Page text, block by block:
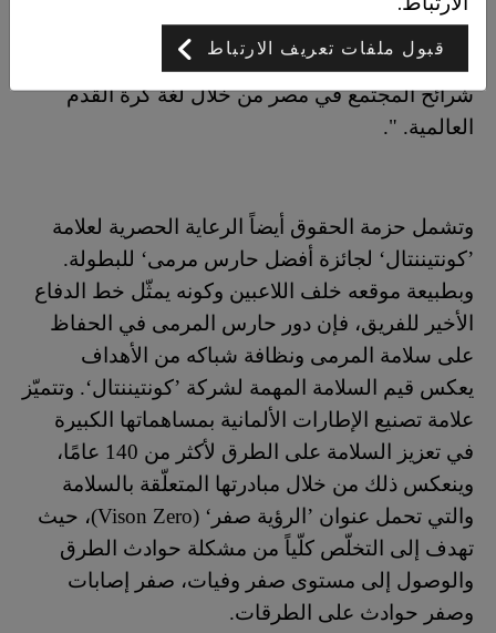
القادمة. نحن فخورون بكوننا جزء من هذا المهرجان
الكروي الكبير، ونتطلّع هذا العام إلى التواصل مع كافة
شرائح المجتمع في مصر من خلال لغة كرة القدم
العالمية. ".
وتشمل حزمة الحقوق أيضاً الرعاية الحصرية لعلامة
’كونتيننتال‘ لجائزة أفضل حارس مرمى‘ للبطولة.
وبطبيعة موقعه خلف اللاعبين وكونه يمثّل خط الدفاع
الأخير للفريق، فإن دور حارس المرمى في الحفاظ
على سلامة المرمى ونظافة شباكه من الأهداف
يعكس قيم السلامة المهمة لشركة ’كونتيننتال‘. وتتميّز
علامة تصنيع الإطارات الألمانية بمساهماتها الكبيرة
في تعزيز السلامة على الطرق لأكثر من 140 عامًا،
وينعكس ذلك من خلال مبادرتها المتعلّقة بالسلامة
والتي تحمل عنوان ’الرؤية صفر‘ (Vison Zero)، حيث
تهدف إلى التخلّص كلّياً من مشكلة حوادث الطرق
والوصول إلى مستوى صفر وفيات، صفر إصابات
وصفر حوادث على الطرقات.
قبول ملفات تعريف الارتباط